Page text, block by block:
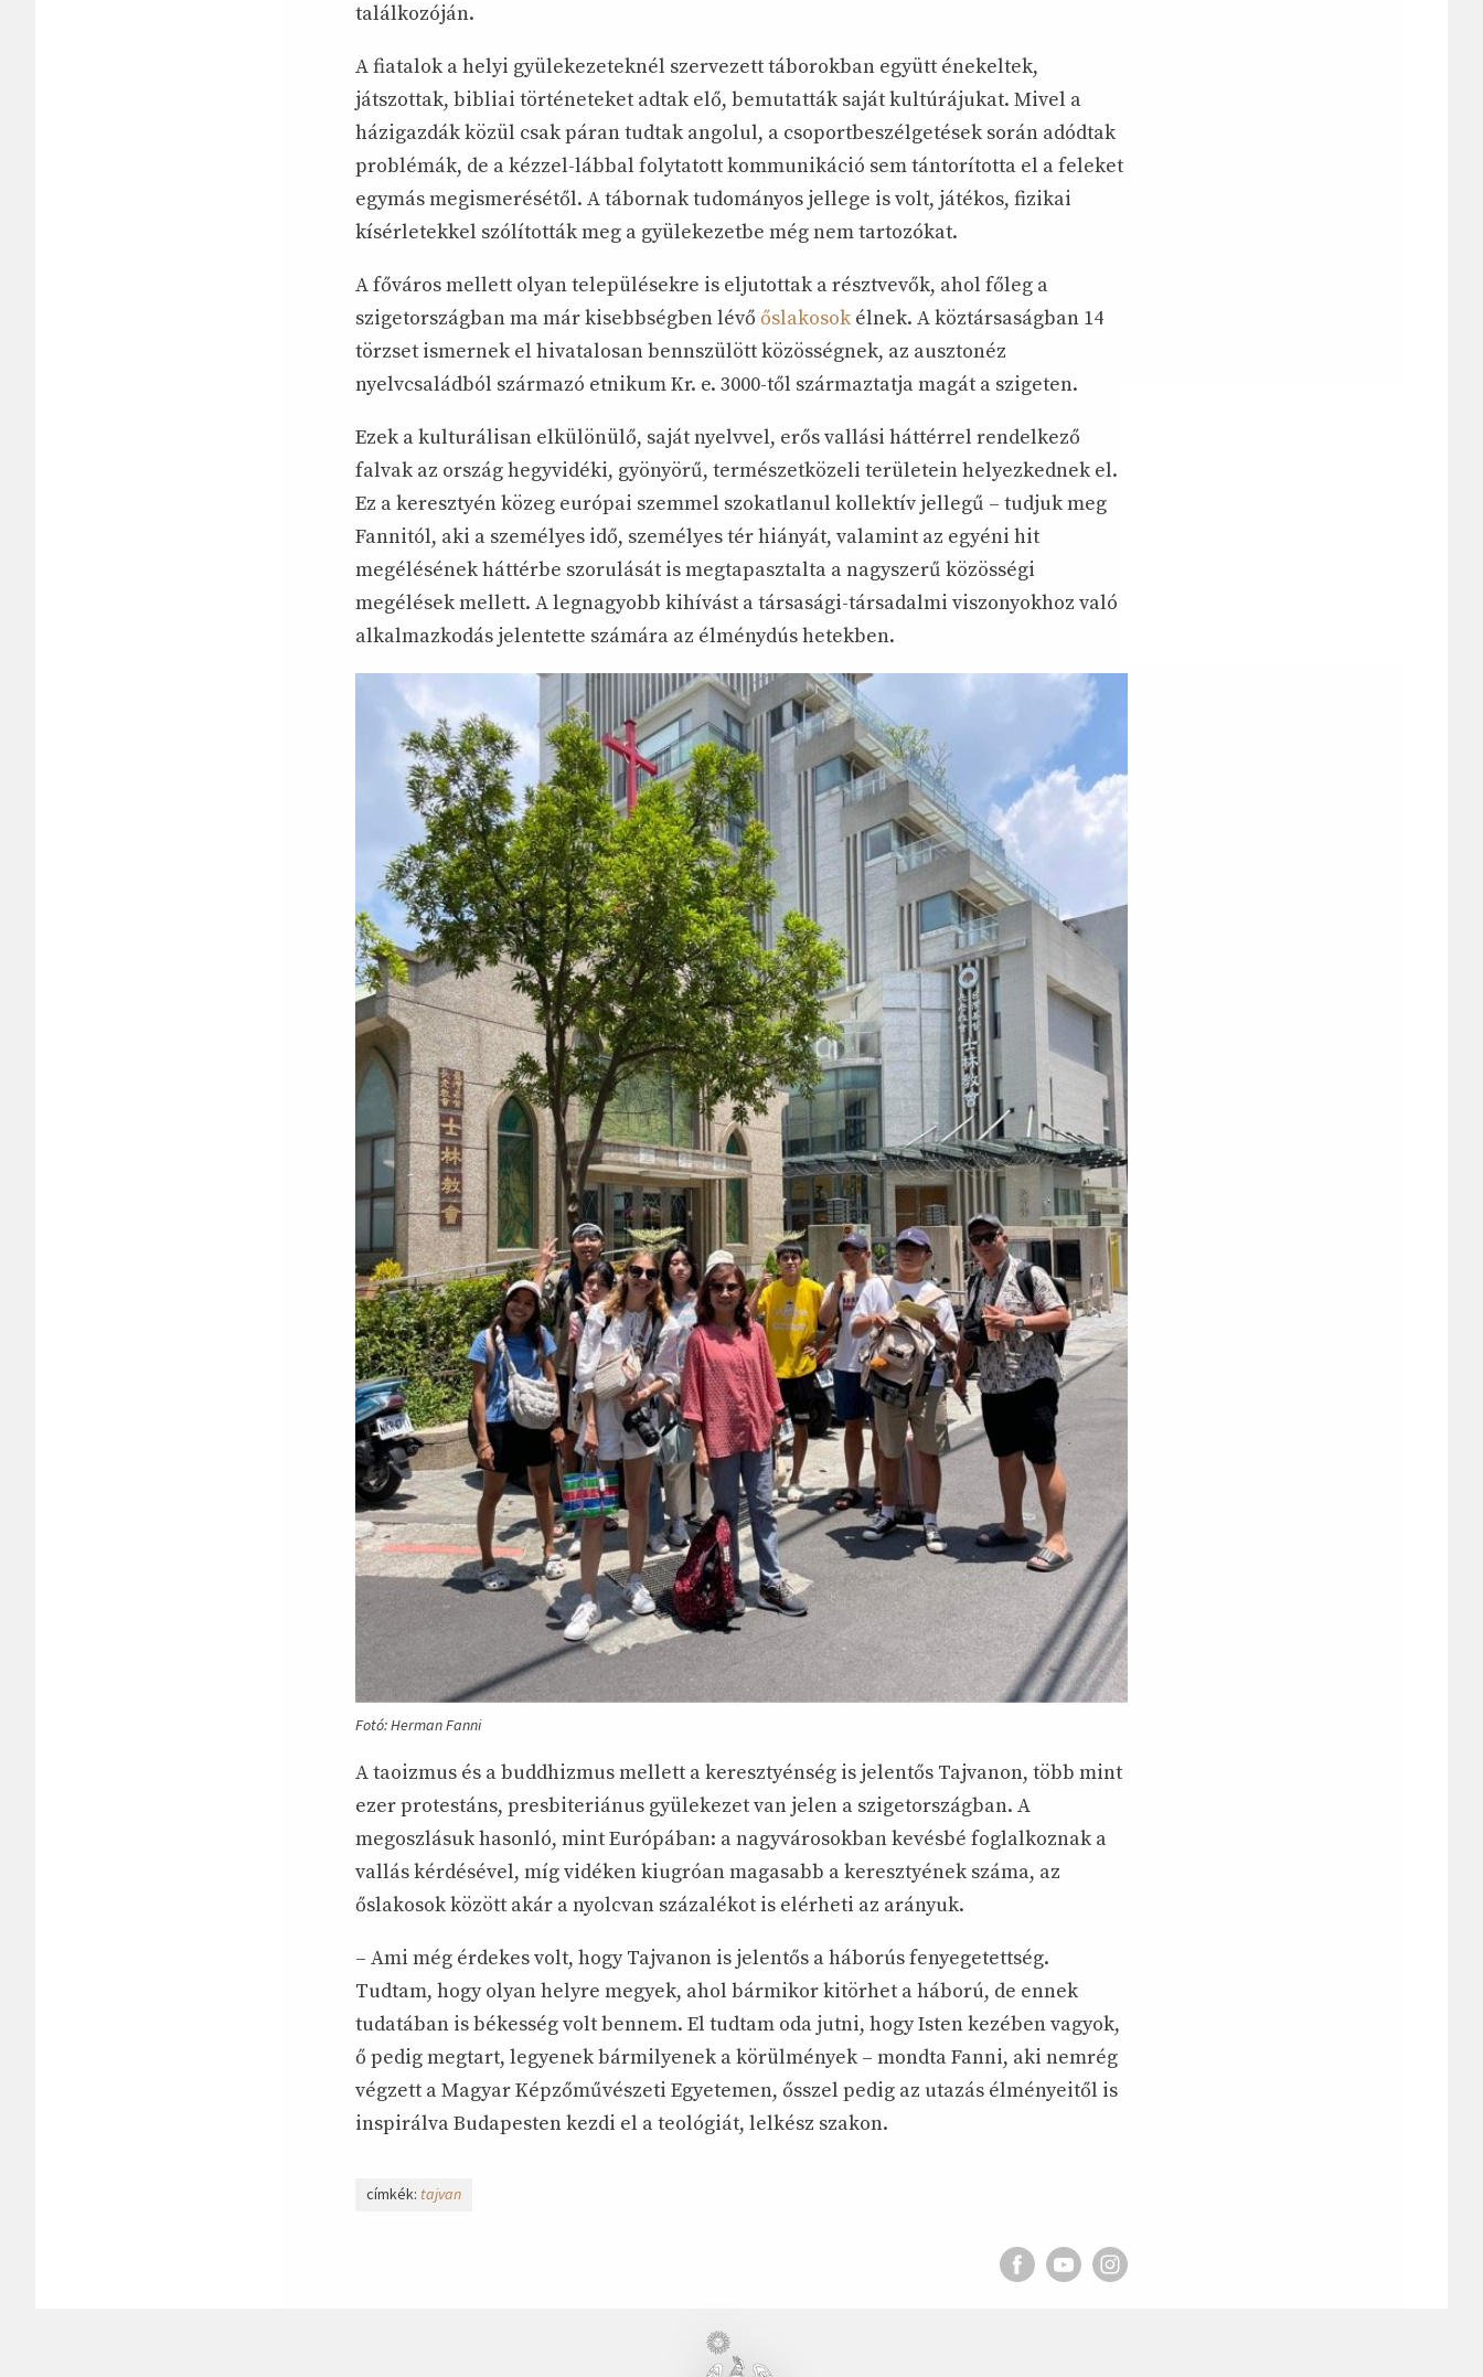
találkozóján.
A fiatalok a helyi gyülekezeteknél szervezett táborokban együtt énekeltek,
játszottak, bibliai történeteket adtak elő, bemutatták saját kultúrájukat. Mivel a
házigazdák közül csak páran tudtak angolul, a csoportbeszélgetések során adódtak
problémák, de a kézzel-lábbal folytatott kommunikáció sem tántorította el a feleket
egymás megismerésétől. A tábornak tudományos jellege is volt, játékos, fizikai
kísérletekkel szólították meg a gyülekezetbe még nem tartozókat.
A főváros mellett olyan településekre is eljutottak a résztvevők, ahol főleg a
szigetországban ma már kisebbségben lévő őslakosok élnek. A köztársaságban 14
törzset ismernek el hivatalosan bennszülött közösségnek, az ausztonéz
nyelvcsaládból származó etnikum Kr. e. 3000-től származtatja magát a szigeten.
Ezek a kulturálisan elkülönülő, saját nyelvvel, erős vallási háttérrel rendelkező
falvak az ország hegyvidéki, gyönyörű, természetközeli területein helyezkednek el.
Ez a keresztyén közeg európai szemmel szokatlanul kollektív jellegű – tudjuk meg
Fannitól, aki a személyes idő, személyes tér hiányát, valamint az egyéni hit
megélésének háttérbe szorulását is megtapasztalta a nagyszerű közösségi
megélések mellett. A legnagyobb kihívást a társasági-társadalmi viszonyokhoz való
alkalmazkodás jelentette számára az élménydús hetekben.
Fotó: Herman Fanni
A taoizmus és a buddhizmus mellett a keresztyénség is jelentős Tajvanon, több mint
ezer protestáns, presbiteriánus gyülekezet van jelen a szigetországban. A
megoszlásuk hasonló, mint Európában: a nagyvárosokban kevésbé foglalkoznak a
vallás kérdésével, míg vidéken kiugróan magasabb a keresztyének száma, az
őslakosok között akár a nyolcvan százalékot is elérheti az arányuk.
– Ami még érdekes volt, hogy Tajvanon is jelentős a háborús fenyegetettség.
Tudtam, hogy olyan helyre megyek, ahol bármikor kitörhet a háború, de ennek
tudatában is békesség volt bennem. El tudtam oda jutni, hogy Isten kezében vagyok,
ő pedig megtart, legyenek bármilyenek a körülmények – mondta Fanni, aki nemrég
végzett a Magyar Képzőművészeti Egyetemen, ősszel pedig az utazás élményeitől is
inspirálva Budapesten kezdi el a teológiát, lelkész szakon.
címkék: tajvan